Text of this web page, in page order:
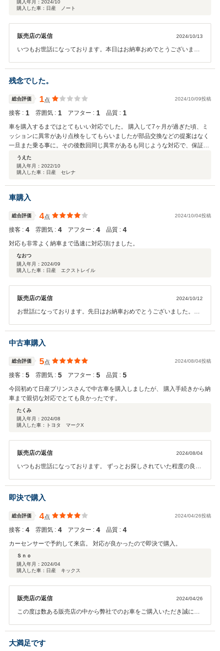
購入年月： 2024/10
購入した車：日産 ノート
販売店の返信 2024/10/13
いつもお世話になっております。本日はお納車おめでとうございまし
よろしくお願いいたします。
残念でした。
総合評価 1点 2024/10/09投稿
接客 : 1 雰囲気 : 1 アフター : 1 品質 : 1
車を購入するまではとてもいい対応でした。 購入して7ヶ月が過ぎた頃、ミ
ッションに異常があり点検をしてもらいましたが部品交換などの提案はなく
一旦また乗る事に。その後数回同じ異常があるも同じような対応で、保証期
間が過ぎたので日産の違う店舗で1度見てもらうとミッションは交換した方
がいいとのこと。販売店に連絡するも、保証期間は過ぎているので50万円か
かると。異常は前から出ていたのに、直す事に積極的に提案もなく、今回車
ルフのカートや工場内の作業車によく使う(通常の車にはそこの販売店では使
うことはないバッテリーの種類の)再生バッテリーが使用されているとのこ
と。購入時にスライドドアが開かず、バッテリーを新しいのに変えるという
話だったが、まさか再生バッテリーを使用していたとは。問い合わせると、
そこの店舗ではお客様の指定があり、追加料金を払ってもらう場合以外は再
生バッテリーを使用しています、との返答。 本当に残念でした。車は気に入
っているのですが、二度とここの日産にお世話になる事はないと思い、クチ
コミに書かせて頂きました。
うえた
購入年月： 2022/10
購入した車：日産 セレナ
車購入
総合評価 4点 2024/10/04投稿
接客 : 4 雰囲気 : 4 アフター : 4 品質 : 4
対応も非常よく納車まで迅速に対応頂けました。
なおつ
購入年月： 2024/09
購入した車：日産 エクストレイル
販売店の返信 2024/10/12
お世話になっております。先日はお納車おめでとうございました。こ
しくお願いいたします。
中古車購入
総合評価 5点 2024/08/04投稿
接客 : 5 雰囲気 : 5 アフター : 5 品質 : 5
今回初めて日産プリンスさんで中古車を購入しましたが、 購入手続きから納
車まで親切な対応でとても良かったです。
たくみ
購入年月： 2024/08
購入した車：トヨタ マークX
販売店の返信 2024/08/04
いつもお世話になっております。 ずっとお探しされていた程度の良い
うございました。 また、お納車おめでとうございました。今後ともよ
ろしくお願いいたします。
即決で購入
総合評価 4点 2024/04/26投稿
接客 : 4 雰囲気 : 4 アフター : 4 品質 : 4
カーセンサーで予約して来店。 対応が良かったので即決で購入。
Ｓｎｏ
購入年月： 2024/04
購入した車：日産 キックス
販売店の返信 2024/04/26
この度は数ある販売店の中から弊社でのお車をご購入いただき誠にあ
ますので今後ともよろしくお願いいたします。
大満足です